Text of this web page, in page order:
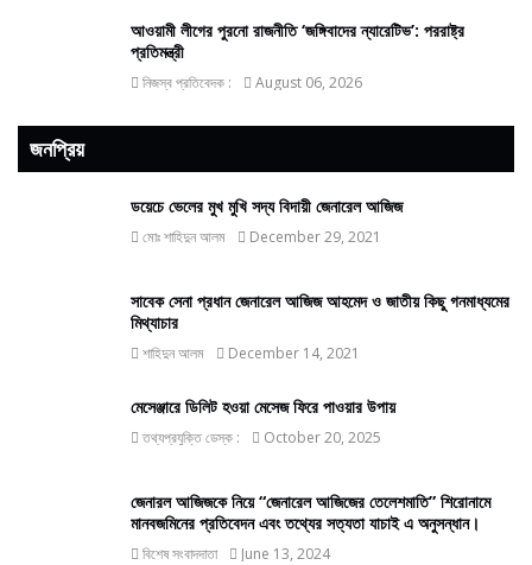
আওয়ামী লীগের পুরনো রাজনীতি ‘জঙ্গিবাদের ন্যারেটিভ’: পররাষ্ট্র
প্রতিমন্ত্রী
নিজস্ব প্রতিবেদক : August 06, 2026
জনপ্রিয়
ডয়েচে ভেলের মুখ মুখি সদ্য বিদায়ী জেনারেল আজিজ
মোঃ শাহিদুন আলম December 29, 2021
সাবেক সেনা প্রধান জেনারেল আজিজ আহমেদ ও জাতীয় কিছু গনমাধ্যমের
মিথ্যাচার
শাহিদুন আলম December 14, 2021
মেসেঞ্জারে ডিলিট হওয়া মেসেজ ফিরে পাওয়ার উপায়
তথ্যপ্রযুক্তি ডেস্ক : October 20, 2025
জেনারল আজিজকে নিয়ে “জেনারেল আজিজের তেলেশমাতি” শিরোনামে
মানবজমিনের প্রতিবেদন এবং তথ্যের সত্যতা যাচাই এ অনুসন্ধান।
বিশেষ সংবাদদাতা June 13, 2024